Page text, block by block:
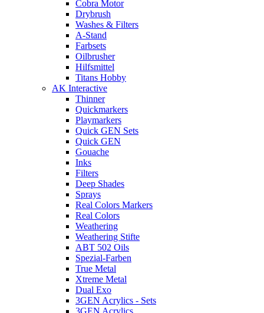
Cobra Motor
Drybrush
Washes & Filters
A-Stand
Farbsets
Oilbrusher
Hilfsmittel
Titans Hobby
AK Interactive
Thinner
Quickmarkers
Playmarkers
Quick GEN Sets
Quick GEN
Gouache
Inks
Filters
Deep Shades
Sprays
Real Colors Markers
Real Colors
Weathering
Weathering Stifte
ABT 502 Oils
Spezial-Farben
True Metal
Xtreme Metal
Dual Exo
3GEN Acrylics - Sets
3GEN Acrylics